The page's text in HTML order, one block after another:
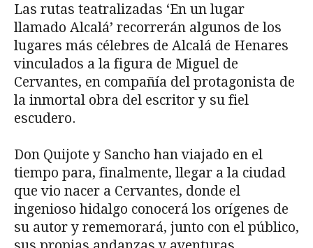
Las rutas teatralizadas ‘En un lugar
llamado Alcalá’ recorrerán algunos de los
lugares más célebres de Alcalá de Henares
vinculados a la figura de Miguel de
Cervantes, en compañía del protagonista de
la inmortal obra del escritor y su fiel
escudero.
Don Quijote y Sancho han viajado en el
tiempo para, finalmente, llegar a la ciudad
que vio nacer a Cervantes, donde el
ingenioso hidalgo conocerá los orígenes de
su autor y rememorará, junto con el público,